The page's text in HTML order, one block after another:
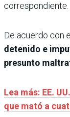
correspondiente.
De acuerdo con
detenido e
presunto
Lea más: EE.
que mató a